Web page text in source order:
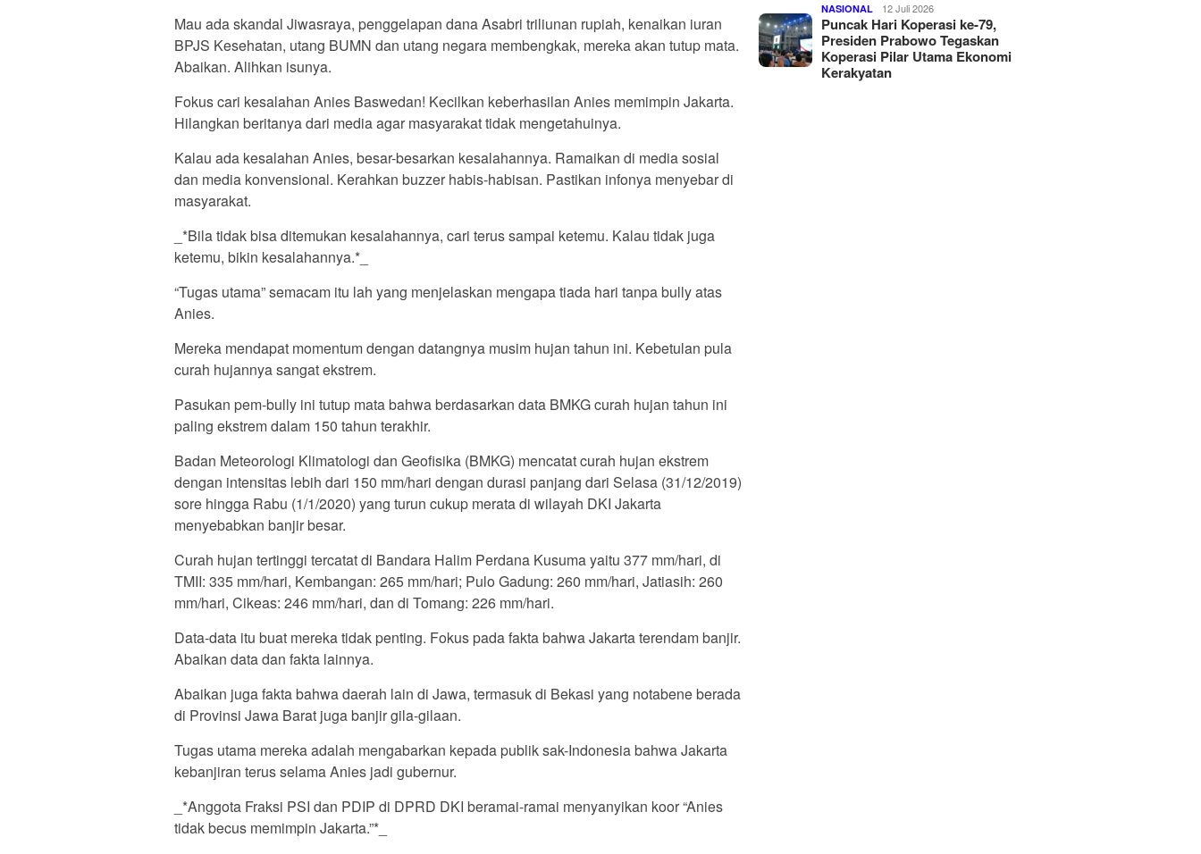
Mau ada skandal Jiwasraya, penggelapan dana Asabri triliunan rupiah, kenaikan iuran
BPJS Kesehatan, utang BUMN dan utang negara membengkak, mereka akan tutup mata.
Abaikan. Alihkan isunya.
Fokus cari kesalahan Anies Baswedan! Kecilkan keberhasilan Anies memimpin Jakarta.
Hilangkan beritanya dari media agar masyarakat tidak mengetahuinya.
Kalau ada kesalahan Anies, besar-besarkan kesalahannya. Ramaikan di media sosial
dan media konvensional. Kerahkan buzzer habis-habisan. Pastikan infonya menyebar di
masyarakat.
_*Bila tidak bisa ditemukan kesalahannya, cari terus sampai ketemu. Kalau tidak juga
ketemu, bikin kesalahannya.*_
“Tugas utama” semacam itu lah yang menjelaskan mengapa tiada hari tanpa bully atas
Anies.
Mereka mendapat momentum dengan datangnya musim hujan tahun ini. Kebetulan pula
curah hujannya sangat ekstrem.
Pasukan pem-bully ini tutup mata bahwa berdasarkan data BMKG curah hujan tahun ini
paling ekstrem dalam 150 tahun terakhir.
Badan Meteorologi Klimatologi dan Geofisika (BMKG) mencatat curah hujan ekstrem
dengan intensitas lebih dari 150 mm/hari dengan durasi panjang dari Selasa (31/12/2019)
sore hingga Rabu (1/1/2020) yang turun cukup merata di wilayah DKI Jakarta
menyebabkan banjir besar.
Curah hujan tertinggi tercatat di Bandara Halim Perdana Kusuma yaitu 377 mm/hari, di
TMII: 335 mm/hari, Kembangan: 265 mm/hari; Pulo Gadung: 260 mm/hari, Jatiasih: 260
mm/hari, Cikeas: 246 mm/hari, dan di Tomang: 226 mm/hari.
Data-data itu buat mereka tidak penting. Fokus pada fakta bahwa Jakarta terendam banjir.
Abaikan data dan fakta lainnya.
Abaikan juga fakta bahwa daerah lain di Jawa, termasuk di Bekasi yang notabene berada
di Provinsi Jawa Barat juga banjir gila-gilaan.
Tugas utama mereka adalah mengabarkan kepada publik sak-Indonesia bahwa Jakarta
kebanjiran terus selama Anies jadi gubernur.
_*Anggota Fraksi PSI dan PDIP di DPRD DKI beramai-ramai menyanyikan koor “Anies
tidak becus memimpin Jakarta.”*_
NASIONAL 12 Juli 2026
Puncak Hari Koperasi ke-79,
Presiden Prabowo Tegaskan
Koperasi Pilar Utama Ekonomi
Kerakyatan